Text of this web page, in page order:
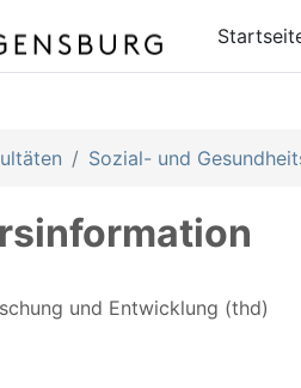
Sozial- und
und Entwicklung (thd)